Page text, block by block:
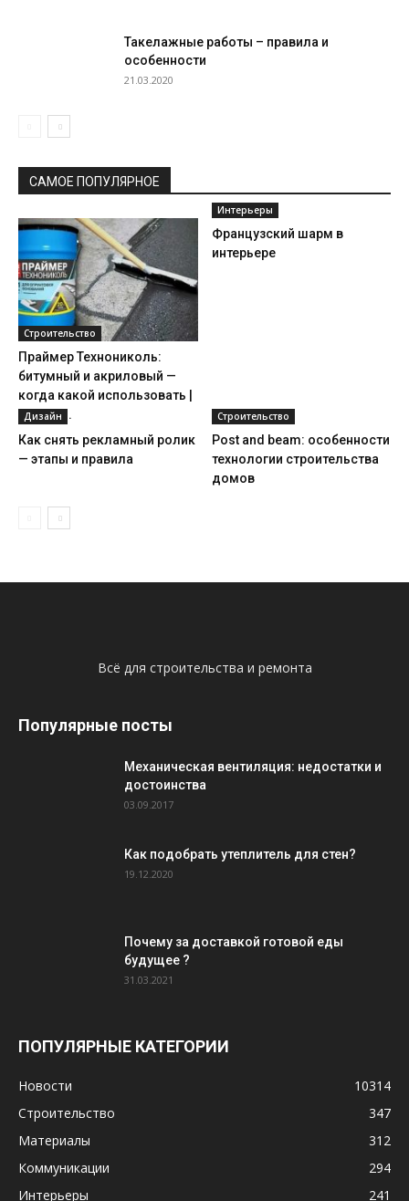
Такелажные работы – правила и
особенности
21.03.2020
САМОЕ ПОПУЛЯРНОЕ
Строительство
Праймер Технониколь:
битумный и акриловый —
когда какой использовать |
Статья...
Интерьеры
Французский шарм в
интерьере
Дизайн
Как снять рекламный ролик
— этапы и правила
Строительство
Post and beam: особенности
технологии строительства
домов
Всё для строительства и ремонта
Популярные посты
Механическая вентиляция: недостатки и
достоинства
03.09.2017
Как подобрать утеплитель для стен?
19.12.2020
Почему за доставкой готовой еды
будущее ?
31.03.2021
ПОПУЛЯРНЫЕ КАТЕГОРИИ
Новости
10314
Строительство
347
Материалы
312
Коммуникации
294
Интерьеры
241